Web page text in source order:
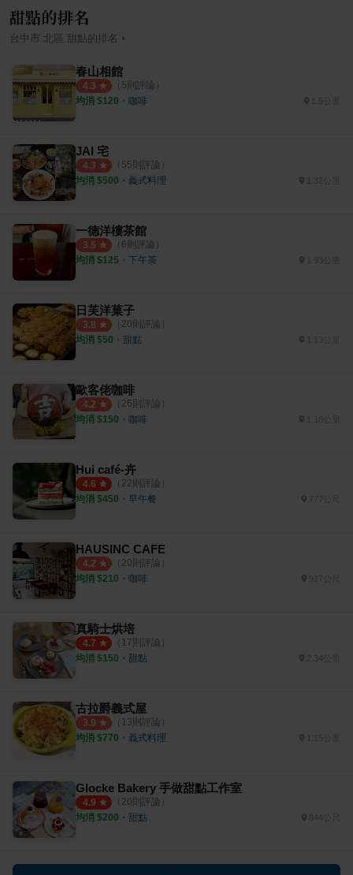
甜點的排名
台中市 北區 甜點的排名 ›
春山相館
4.3 （ 5則評論）
均消 $120 ・ 咖啡 1.5公里
JAI 宅
4.3 （ 55則評論）
均消 $500 ・ 義式料理
一德洋樓茶館
3.5 （ 6則評論）
均消 $125 ・ 下午茶
日芙洋菓子
3.8 （ 20則評論）
均消 $50 ・ 甜點
歐客佬咖啡
4.2 （ 26則評論）
均消 $150 ・ 咖啡
Hui café-卉
4.6 （ 22則評論）
均消 $450 ・ 早午餐
HAUSINC CAFE
4.2 （ 20則評論）
均消 $210 ・ 咖啡
真騎士烘培
4.7 （ 17則評論）
均消 $150 ・ 甜點 2.34公里
古拉爵義式屋
3.9 （ 13則評論）
均消 $770 ・ 義式料理 1.15公里
Glocke Bakery 手做甜點工作室
4.9 （ 20則評論）
均消 $200 ・ 甜點 844公尺